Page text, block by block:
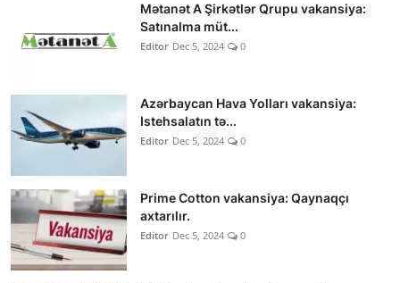
Mətanət A Şirkətlər Qrupu vakansiya:
Satınalma müt...
Editor Dec 5, 2024 0
Azərbaycan Hava Yolları vakansiya:
Istehsalatın tə...
Editor Dec 5, 2024 0
Prime Cotton vakansiya: Qaynaqçı
axtarılır.
Editor Dec 5, 2024 0